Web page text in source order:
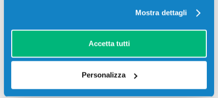
Mostra dettagli
Accetta tutti
Personalizza